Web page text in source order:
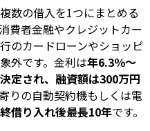
数の借入を1つにまとめる
費者金融やクレジットカー
のカードローンやショッピ
外です。金利は年6.3％～
定され、融資額は300万円
りの自動契約機もしくは電
借り入れ後最長10年です。